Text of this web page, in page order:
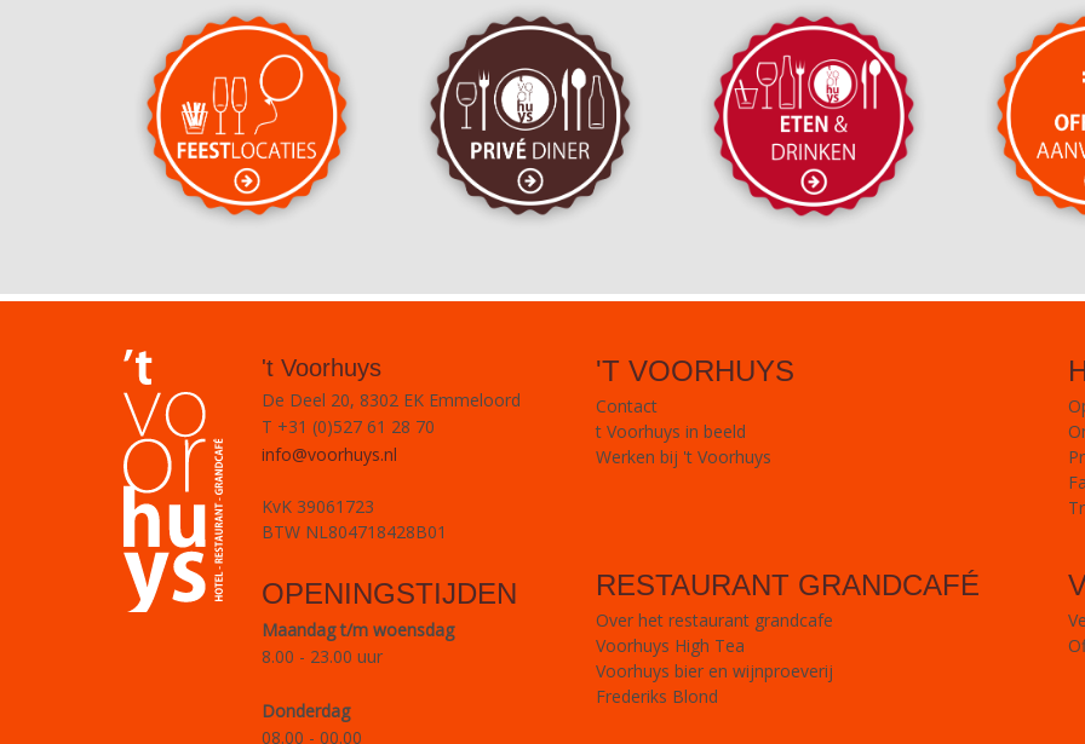
't Voorhuys
De Deel 20, 8302 EK Emmeloord
T +31 (0)527 61 28 70
info@voorhuys.nl
KvK 39061723
BTW NL804718428B01
OPENINGSTIJDEN
Maandag t/m woensdag
8.00 - 23.00 uur
Donderdag
08.00 - 00.00
'T VOORHUYS
Contact
t Voorhuys in beeld
Werken bij 't Voorhuys
RESTAURANT GRANDCAFÉ
Over het restaurant grandcafe
Voorhuys High Tea
Voorhuys bier en wijnproeverij
Frederiks Blond